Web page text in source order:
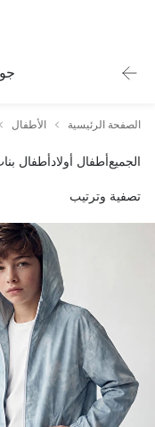
الصفحة الرئيسية الأطفال
الجميعأطفال أولادأطفال
تصفية وترتيب